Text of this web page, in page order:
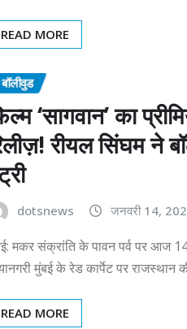
READ MORE
बॉलीवुड
‘सागवान’ का
रीयल सिंघम ने
dotsnews जनवरी 14,
मकर संक्रांति के पावन पर्व पर आज
मुंबई के रेड कार्पेट पर राजस्थान
READ MORE